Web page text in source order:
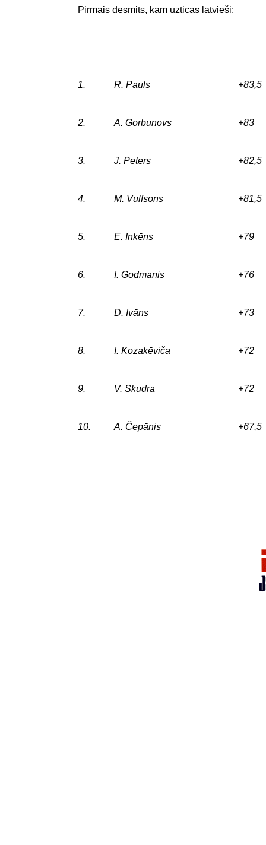
Pirmais desmits, kam uzticas latvieši:
1. R. Pauls +83,5
2. A. Gorbunovs +83
3. J. Peters +82,5
4. M. Vulfsons +81,5
5. E. Inkēns +79
6. I. Godmanis +76
7. D. Īvāns +73
8. I. Kozakēviča +72
9. V. Skudra +72
10. A. Čepānis +67,5